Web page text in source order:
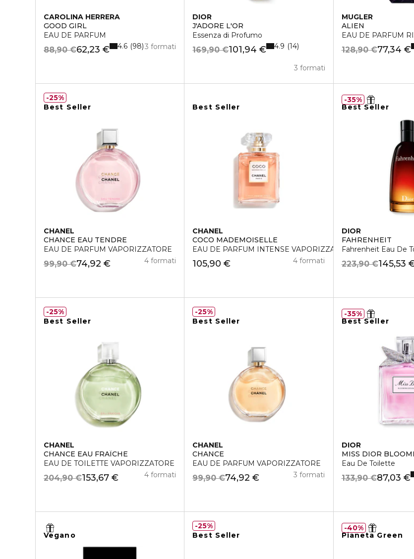
CAROLINA HERRERA
GOOD GIRL
EAU DE PARFUM
62,23 €
88,90 € 3 formati
4.6 98
DIOR
J'ADORE L'OR
Essenza di Profumo
101,94 €
169,90 €
3 formati
4.9 14
MUGLER
ALIEN
EAU DE PARFUM
77,34 €
128,90 €
Best Seller
CHANEL
CHANCE EAU TENDRE
EAU DE PARFUM VAPORIZZATORE
74,92 €
99,90 € 4 formati
25%
Best Seller
CHANEL
COCO MADEMOISELLE
EAU DE PARFUM INTENSE VAPORIZZATORE
105,90 € 4 formati
Best Seller
DIOR
FAHRENHEIT
Fahrenheit Eau De
145,53
223,90 €
35%
Best Seller
CHANEL
CHANCE EAU FRAÎCHE
EAU DE TOILETTE VAPORIZZATORE
153,67 €
204,90 € 4 formati
25%
Best Seller
CHANEL
CHANCE
EAU DE PARFUM VAPORIZZATORE
74,92 €
99,90 € 3 formati
25%
Best Seller
DIOR
MISS DIOR
Eau De Toilette
87,03 €
133,90 €
35%
Vegano Best Seller
25%
Pianeta Green
40%